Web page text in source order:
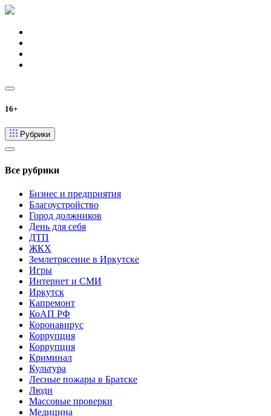
16+
Рубрики
Все рубрики
Бизнес и предприятия
Благоустройство
Город должников
День для себя
ДТП
ЖКХ
Землетрясение в Иркутске
Игры
Интернет и СМИ
Иркутск
Капремонт
КоАП РФ
Коронавирус
Коррупция
Коррупция
Криминал
Культура
Лесные пожары в Братске
Люди
Массовые проверки
Медицина